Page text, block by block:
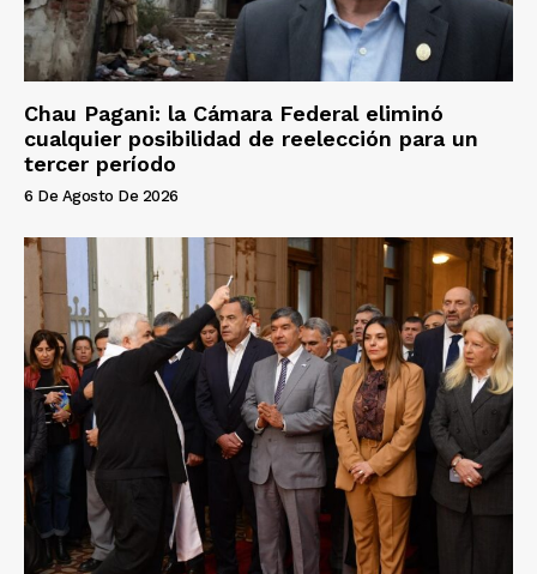
Chau Pagani: la Cámara Federal eliminó
cualquier posibilidad de reelección para un
tercer período
6 De Agosto De 2026